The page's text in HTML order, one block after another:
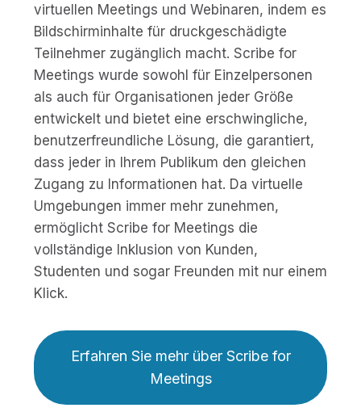
virtuellen Meetings und Webinaren, indem es
Bildschirminhalte für druckgeschädigte
Teilnehmer zugänglich macht. Scribe for
Meetings wurde sowohl für Einzelpersonen
als auch für Organisationen jeder Größe
entwickelt und bietet eine erschwingliche,
benutzerfreundliche Lösung, die garantiert,
dass jeder in Ihrem Publikum den gleichen
Zugang zu Informationen hat. Da virtuelle
Umgebungen immer mehr zunehmen,
ermöglicht Scribe for Meetings die
vollständige Inklusion von Kunden,
Studenten und sogar Freunden mit nur einem
Klick.
Erfahren Sie mehr über Scribe for
Meetings